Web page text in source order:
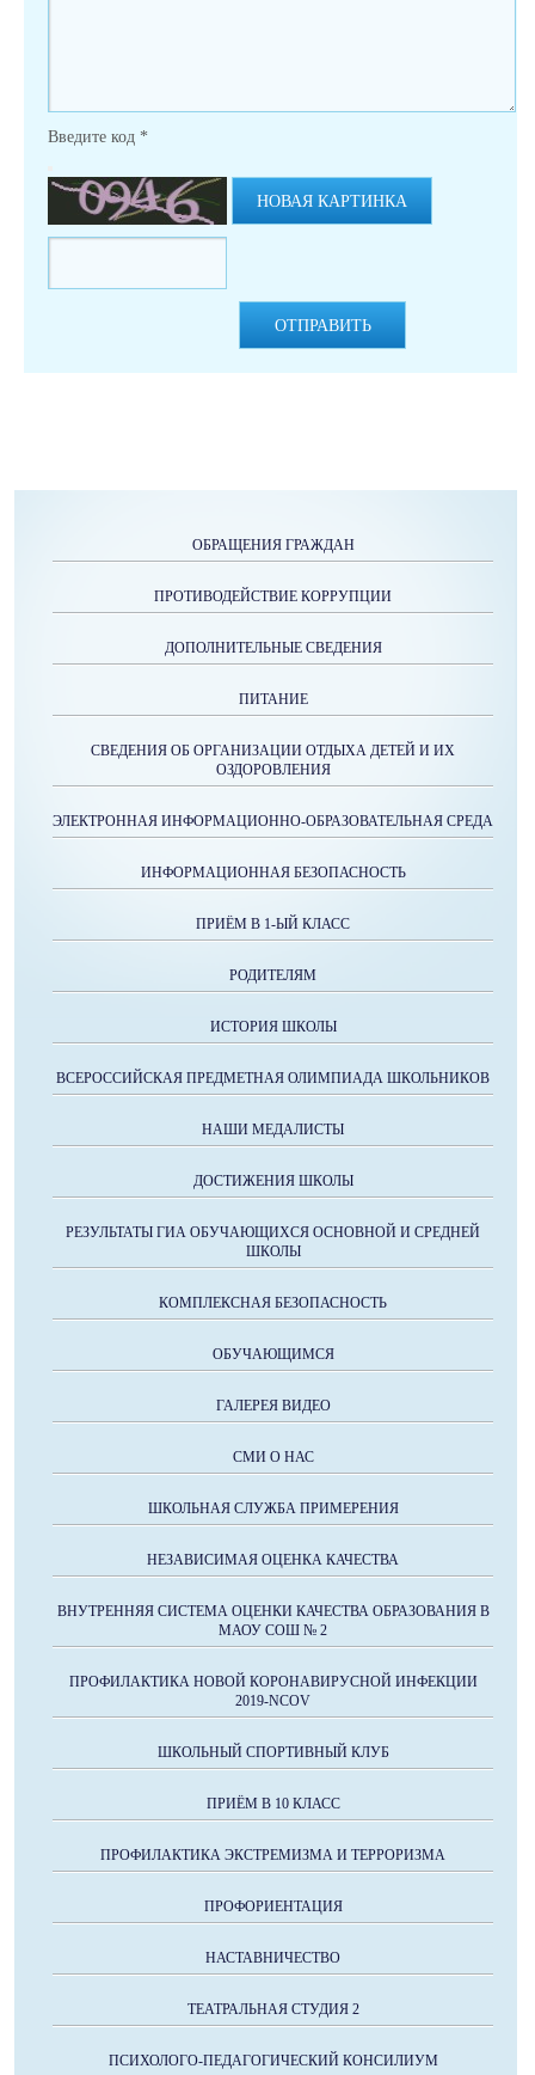
Введите код *
НОВАЯ КАРТИНКА
ОТПРАВИТЬ
ОБРАЩЕНИЯ ГРАЖДАН
ПРОТИВОДЕЙСТВИЕ КОРРУПЦИИ
ДОПОЛНИТЕЛЬНЫЕ СВЕДЕНИЯ
ПИТАНИЕ
СВЕДЕНИЯ ОБ ОРГАНИЗАЦИИ ОТДЫХА ДЕТЕЙ И ИХ
ОЗДОРОВЛЕНИЯ
ЭЛЕКТРОННАЯ ИНФОРМАЦИОННО-ОБРАЗОВАТЕЛЬНАЯ СРЕДА
ИНФОРМАЦИОННАЯ БЕЗОПАСНОСТЬ
ПРИЁМ В 1-ЫЙ КЛАСС
РОДИТЕЛЯМ
ИСТОРИЯ ШКОЛЫ
ВСЕРОССИЙСКАЯ ПРЕДМЕТНАЯ ОЛИМПИАДА ШКОЛЬНИКОВ
НАШИ МЕДАЛИСТЫ
ДОСТИЖЕНИЯ ШКОЛЫ
РЕЗУЛЬТАТЫ ГИА ОБУЧАЮЩИХСЯ ОСНОВНОЙ И СРЕДНЕЙ
ШКОЛЫ
КОМПЛЕКСНАЯ БЕЗОПАСНОСТЬ
ОБУЧАЮЩИМСЯ
ГАЛЕРЕЯ ВИДЕО
СМИ О НАС
ШКОЛЬНАЯ СЛУЖБА ПРИМЕРЕНИЯ
НЕЗАВИСИМАЯ ОЦЕНКА КАЧЕСТВА
ВНУТРЕННЯЯ СИСТЕМА ОЦЕНКИ КАЧЕСТВА ОБРАЗОВАНИЯ В
МАОУ СОШ № 2
ПРОФИЛАКТИКА НОВОЙ КОРОНАВИРУСНОЙ ИНФЕКЦИИ
2019-NCOV
ШКОЛЬНЫЙ СПОРТИВНЫЙ КЛУБ
ПРИЁМ В 10 КЛАСС
ПРОФИЛАКТИКА ЭКСТРЕМИЗМА И ТЕРРОРИЗМА
ПРОФОРИЕНТАЦИЯ
НАСТАВНИЧЕСТВО
ТЕАТРАЛЬНАЯ СТУДИЯ 2
ПСИХОЛОГО-ПЕДАГОГИЧЕСКИЙ КОНСИЛИУМ